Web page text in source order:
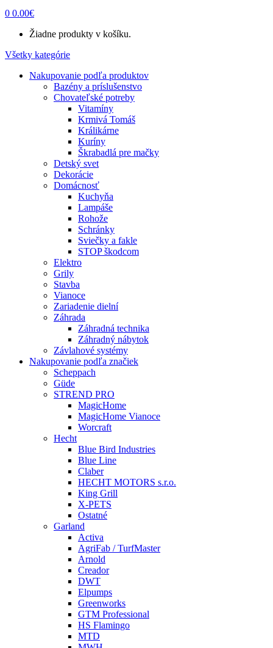
0 0.00€
Žiadne produkty v košíku.
Všetky kategórie
Nakupovanie podľa produktov
Bazény a príslušenstvo
Chovateľské potreby
Vitamíny
Krmivá Tomáš
Králikárne
Kuríny
Škrabadlá pre mačky
Detský svet
Dekorácie
Domácnosť
Kuchyňa
Lampáše
Rohože
Schránky
Sviečky a fakle
STOP škodcom
Elektro
Grily
Stavba
Vianoce
Zariadenie dielní
Záhrada
Záhradná technika
Záhradný nábytok
Závlahové systémy
Nakupovanie podľa značiek
Scheppach
Güde
STREND PRO
MagicHome
MagicHome Vianoce
Worcraft
Hecht
Blue Bird Industries
Blue Line
Claber
HECHT MOTORS s.r.o.
King Grill
X-PETS
Ostatné
Garland
Activa
AgriFab / TurfMaster
Arnold
Creador
DWT
Elpumps
Greenworks
GTM Professional
HS Flamingo
MTD